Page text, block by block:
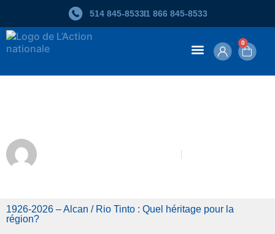
514 845‑85331 866 845‑8533
0
1926-2026 – Alcan / Rio Tinto : Quel héritage pour la
région?